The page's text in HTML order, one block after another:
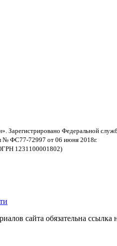
Зарегистрировано Федеральной
№ ФС77-72997 от 06 июня 2018г.
1231100001802)
сайта обязательна ссылка